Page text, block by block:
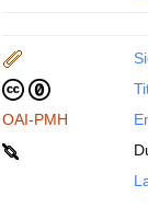
OAI-PMH